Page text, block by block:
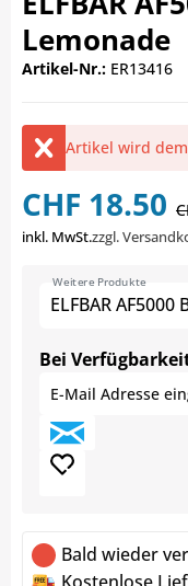
Lemonade
Artikel-Nr.: ER13416
Artikel wird
CHF 18.50
inkl. MwSt.zzgl.
ELFBAR
Weitere Produkte
Bei
Bald wieder